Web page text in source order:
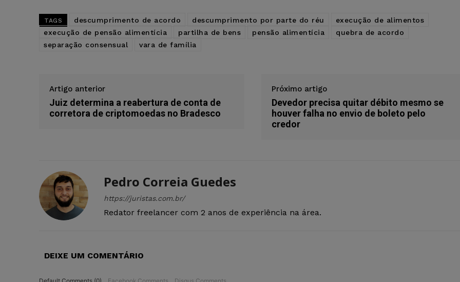
TAGS descumprimento de acordo descumprimento por parte do réu
execução de alimentos
execução de pensão alimentícia
partilha de bens pensão alimentícia
quebra de acordo
separação consensual
vara de família
Artigo anterior
Juiz determina a reabertura de conta de
corretora de criptomoedas no Bradesco
Próximo artigo
Devedor precisa quitar débito mesmo se
houver falha no envio de boleto pelo
credor
Pedro Correia Guedes
https://juristas.com.br/
Redator freelancer com 2 anos de experiência na área.
DEIXE UM COMENTÁRIO